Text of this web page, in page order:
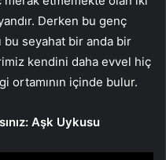
Derken bu genç
bu seyahat bir anda bir
kendini daha evvel hiç
ortamının içinde bulur.
Aşk Uykusu